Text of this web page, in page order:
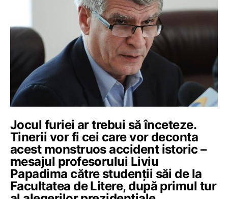
Jocul furiei ar trebui să înceteze.
Tinerii vor fi cei care vor deconta
acest monstruos accident istoric –
mesajul profesorului Liviu
Papadima către studenții săi de la
Facultatea de Litere, după primul tur